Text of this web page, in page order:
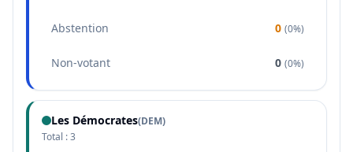
Abstention 0 (0%)
Non-votant 0 (0%)
Les Démocrates(DEM)
Total :3